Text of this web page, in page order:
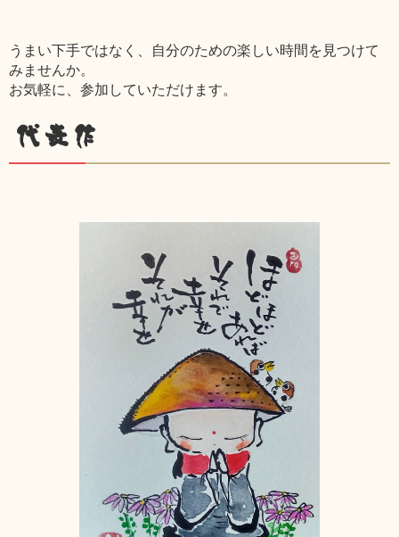
うまい下手ではなく、自分のための楽しい時間を見つけて
みませんか。
お気軽に、参加していただけます。
代表作